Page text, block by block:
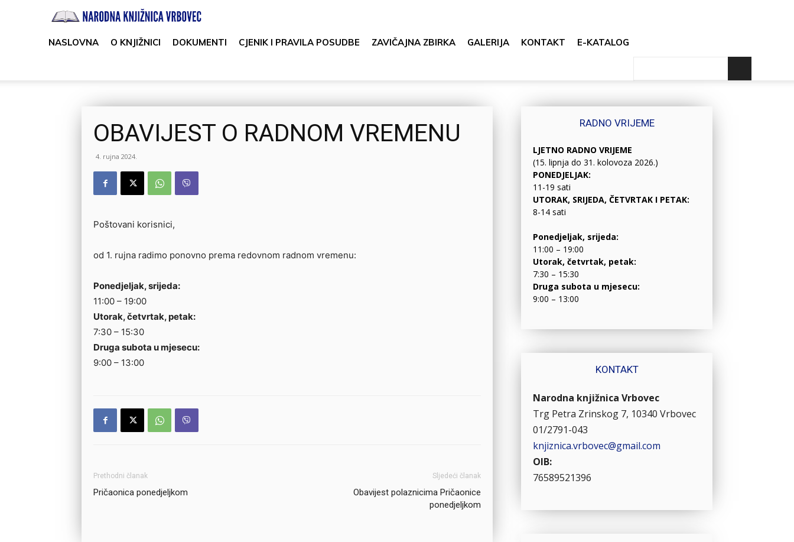
knjižnica
NASLOVNA O KNJIŽNICI DOKUMENTI CJENIK I PRAVILA POSUDBE ZAVIČAJNA ZBIRKA GALERIJA KONTAKT E-KATALOG
OBAVIJEST O RADNOM VREMENU
4. rujna 2024.
Poštovani korisnici,
od 1. rujna radimo ponovno prema redovnom radnom vremenu:
Ponedjeljak, srijeda:
11:00 – 19:00
Utorak, četvrtak, petak:
7:30 – 15:30
Druga subota u mjesecu:
9:00 – 13:00
Prethodni članak
Pričaonica ponedjeljkom
Sljedeći članak
Obavijest polaznicima Pričaonice
ponedjeljkom
RADNO VRIJEME
LJETNO RADNO VRIJEME
(15. lipnja do 31. kolovoza 2026.)
PONEDJELJAK:
11-19 sati
UTORAK, SRIJEDA, ČETVRTAK I PETAK:
8-14 sati
Ponedjeljak, srijeda:
11:00 – 19:00
Utorak, četvrtak, petak:
7:30 – 15:30
Druga subota u mjesecu:
9:00 – 13:00
KONTAKT
Narodna knjižnica Vrbovec
Trg Petra Zrinskog 7, 10340 Vrbovec
01/2791-043
knjiznica.vrbovec@gmail.com
OIB:
76589521396